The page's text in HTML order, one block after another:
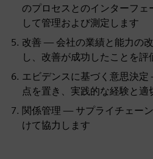
のプロセスとのインターフェ
して管理および測定します
改善 — 会社の業績と能力の
し、改善が成功したことを評
エビデンスに基づく意思決
点を置き、実践的な経験と
関係管理 — サプライチェー
けて協力します